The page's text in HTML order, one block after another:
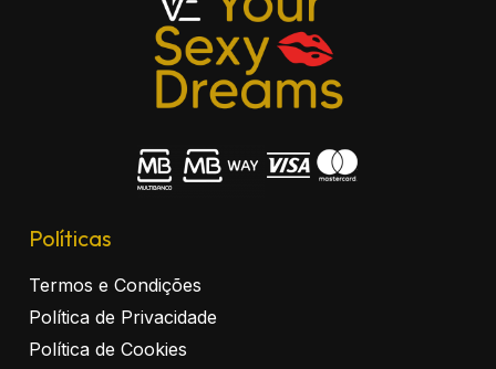
Políticas
Termos e Condições
Política de Privacidade
Política de Cookies